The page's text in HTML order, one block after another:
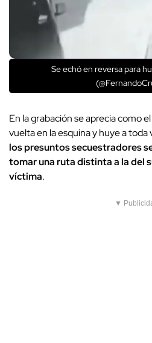
Se echó en reversa para
En la grabación se aprecia como
vuelta en la esquina y huye a
los presuntos secuestradores
tomar una ruta distinta a la del
víctima.
▼